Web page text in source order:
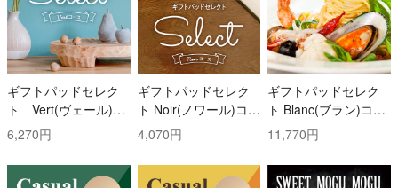
ギフトパッドセレク
ト Vert(ヴェール)コ
ース
6,270円
ギフトパッドセレク
ト Noir(ノワール)コー
ス
4,070円
ギフトパッドセレク
ト Blanc(ブラン)コー
ス
11,770円